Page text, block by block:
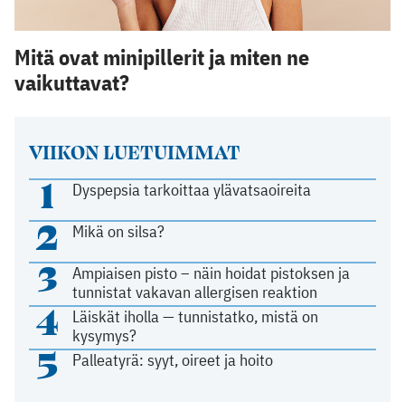
VIIKON LUETUIMMAT
1 Dyspepsia tarkoittaa ylävatsaoireita
2 Mikä on silsa?
3
Ampiaisen pisto – näin hoidat pistoksen ja
tunnistat vakavan allergisen reaktion
4
Läiskät iholla — tunnistatko, mistä on
kysymys?
5 Palleatyrä: syyt, oireet ja hoito
Mitä ovat minipillerit ja miten ne
vaikuttavat?